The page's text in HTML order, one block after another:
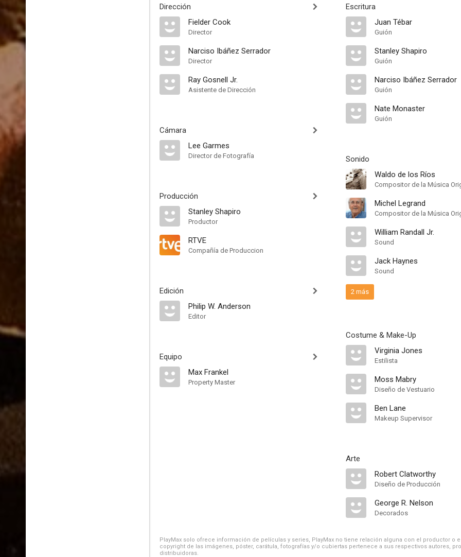
Dirección
Fielder Cook
Director
Narciso Ibáñez Serrador
Director
Ray Gosnell Jr.
Asistente de Dirección
Cámara
Lee Garmes
Director de Fotografía
Producción
Stanley Shapiro
Productor
RTVE
Compañía de Produccion
Edición
Philip W. Anderson
Editor
Equipo
Max Frankel
Property Master
Escritura
Juan Tébar
Guión
Stanley Shapiro
Guión
Narciso Ibáñez Serrador
Guión
Nate Monaster
Guión
Sonido
Waldo de los Ríos
Compositor de la Música
Michel Legrand
Compositor de la Música
William Randall Jr.
Sound
Jack Haynes
Sound
2 más
Costume & Make-Up
Virginia Jones
Estilista
Moss Mabry
Diseño de Vestuario
Ben Lane
Makeup Supervisor
Arte
Robert Clatworthy
Diseño de Producción
George R. Nelson
Decorados
PlayMax solo ofrece información de películas y series, PlayMax no tiene relación alguna con el productor o
copyright de las imágenes, póster, carátula, fotografías y/o cubiertas pertenece a sus respectivos autores,
distribuidoras.